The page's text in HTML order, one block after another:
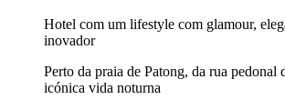
Hotel com um lifestyle com glamour,
inovador
Perto da praia de Patong, da rua pedonal
icónica vida noturna